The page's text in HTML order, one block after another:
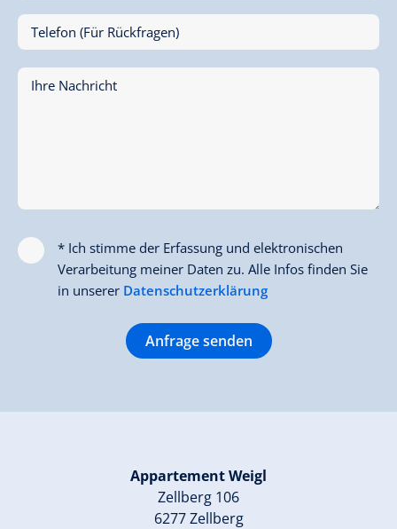
Telefon (Für Rückfragen)
Ihre Nachricht
* Ich stimme der Erfassung und elektronischen
Verarbeitung meiner Daten zu. Alle Infos finden Sie
in unserer Datenschutzerklärung
Anfrage senden
Appartement Weigl
Zellberg 106
6277 Zellberg